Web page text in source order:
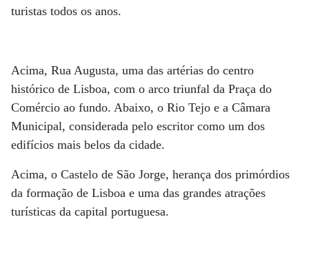
turistas todos os anos.
Acima, Rua Augusta, uma das artérias do centro
histórico de Lisboa, com o arco triunfal da Praça do
Comércio ao fundo. Abaixo, o Rio Tejo e a Câmara
Municipal, considerada pelo escritor como um dos
edifícios mais belos da cidade.
Acima, o Castelo de São Jorge, herança dos primórdios
da formação de Lisboa e uma das grandes atrações
turísticas da capital portuguesa.